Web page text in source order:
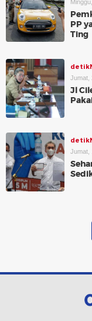
PP
Ting
Jumat,
Jl
Jumat,